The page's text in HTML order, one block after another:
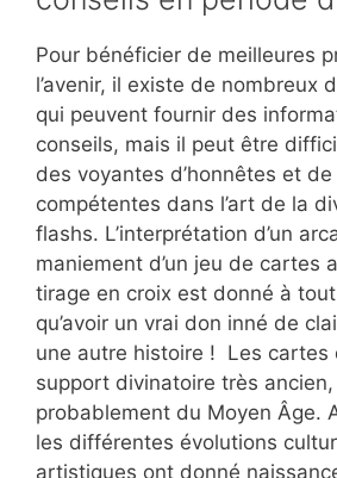
Pour bénéficier de meilleures
l’avenir, il existe de nombreux
qui peuvent fournir des
conseils, mais il peut être
des voyantes d’honnêtes et
compétentes dans l’art de la
flashs. L’interprétation d’un
maniement d’un jeu de cartes
tirage en croix est donné à
qu’avoir un vrai don inné de
une autre histoire ! Les cartes
support divinatoire très
probablement du Moyen Âge.
les différentes évolutions
artistiques ont donné